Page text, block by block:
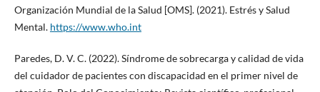
Organización Mundial de la Salud [OMS]. (2021). Estrés y Salud
Mental. https://www.who.int
Paredes, D. V. C. (2022). Síndrome de sobrecarga y calidad de vida
del cuidador de pacientes con discapacidad en el primer nivel de